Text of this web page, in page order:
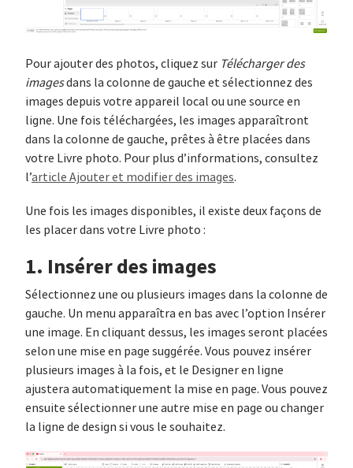
Pour ajouter des photos, cliquez sur Télécharger des
imagesdans la colonne de gauche et sélectionnez des
images depuis votre appareil local ou une source en
ligne. Une fois téléchargées, les images apparaîtront
dans la colonne de gauche, prêtes à être placées dans
votre Livre photo. Pour plus d’informations, consultez
l’article Ajouter et modifier des images.
Une fois les images disponibles, il existe deux façons de
les placer dans votre Livre photo :
1. Insérer des images
Sélectionnez une ou plusieurs images dans la colonne de
gauche. Un menu apparaîtra en bas avec l’option Insérer
une image. En cliquant dessus, les images seront placées
selon une mise en page suggérée. Vous pouvez insérer
plusieurs images à la fois, et le Designer en ligne
ajustera automatiquement la mise en page. Vous pouvez
ensuite sélectionner une autre mise en page ou changer
la ligne de design si vous le souhaitez.